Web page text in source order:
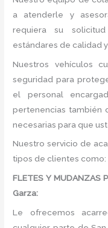
a atenderle y
requiera su
estándares de calidad y
Nuestros vehículos
seguridad para
el personal
pertenencias también
necesarias para que
Nuestro servicio de
tipos de clientes como:
FLETES Y MUDANZAS
Garza:
Le ofrecemos